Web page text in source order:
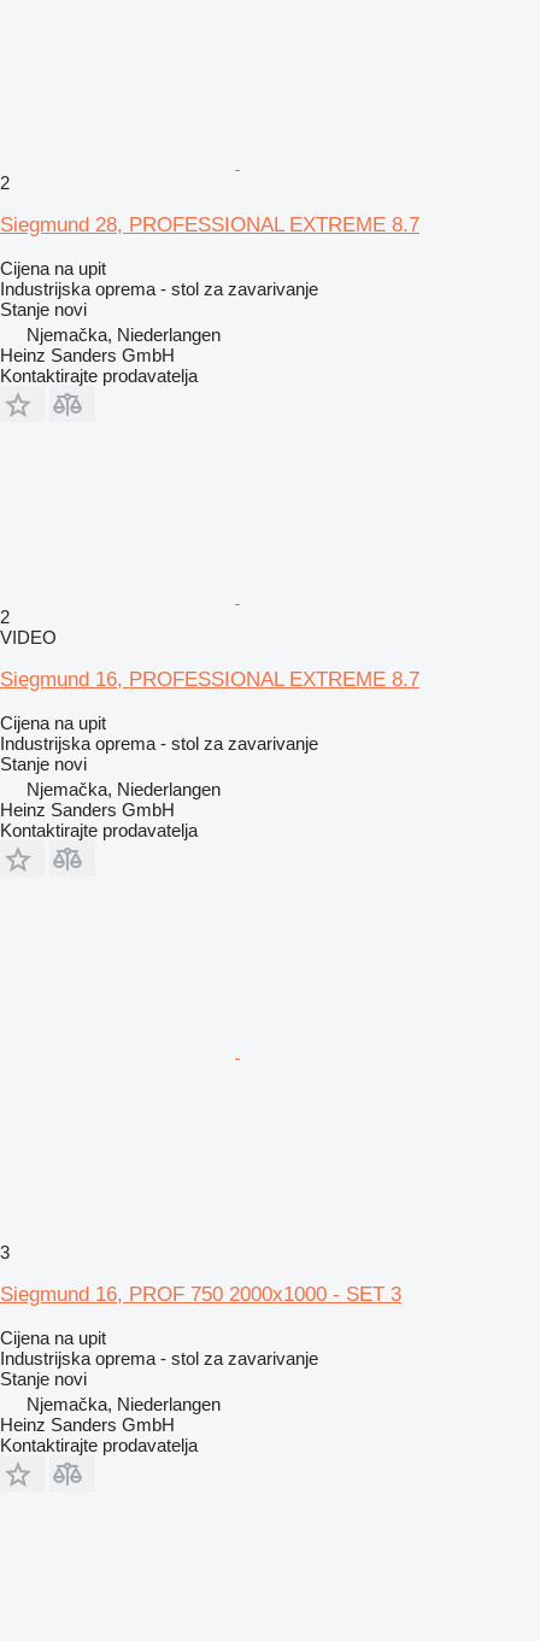
2
Siegmund 28, PROFESSIONAL EXTREME 8.7
Cijena na upit
Industrijska oprema - stol za zavarivanje
Stanje novi
Njemačka, Niederlangen
Heinz Sanders GmbH
Kontaktirajte prodavatelja
2
VIDEO
Siegmund 16, PROFESSIONAL EXTREME 8.7
Cijena na upit
Industrijska oprema - stol za zavarivanje
Stanje novi
Njemačka, Niederlangen
Heinz Sanders GmbH
Kontaktirajte prodavatelja
3
Siegmund 16, PROF 750 2000x1000 - SET 3
Cijena na upit
Industrijska oprema - stol za zavarivanje
Stanje novi
Njemačka, Niederlangen
Heinz Sanders GmbH
Kontaktirajte prodavatelja